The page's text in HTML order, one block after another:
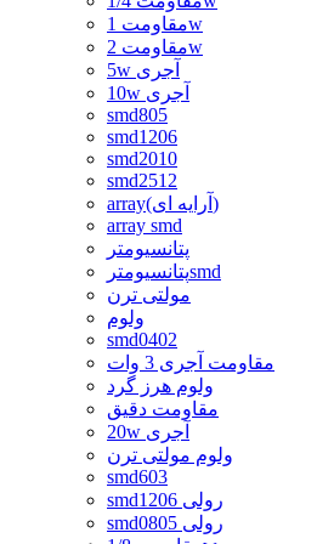
مقاومت 1w
مقاومت 2w
5w آجری
10w آجری
smd805
smd1206
smd2010
smd2512
array(آرایه ای)
array smd
پتانسیومتر
پتانسیومترsmd
مولتی ترن
ولوم
smd0402
مقاومت آجری 3 وات
ولوم هرز گرد
مقاومت دقیق
20w آجری
ولوم مولتی ترن
smd603
smd1206 رولی
smd0805 رولی